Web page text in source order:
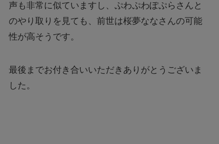
声も非常に似ていますし、ぷわぷわぽぷらさんと
のやり取りを見ても、前世は桜夢ななさんの可能
性が高そうです。
最後までお付き合いいただきありがとうございま
した。